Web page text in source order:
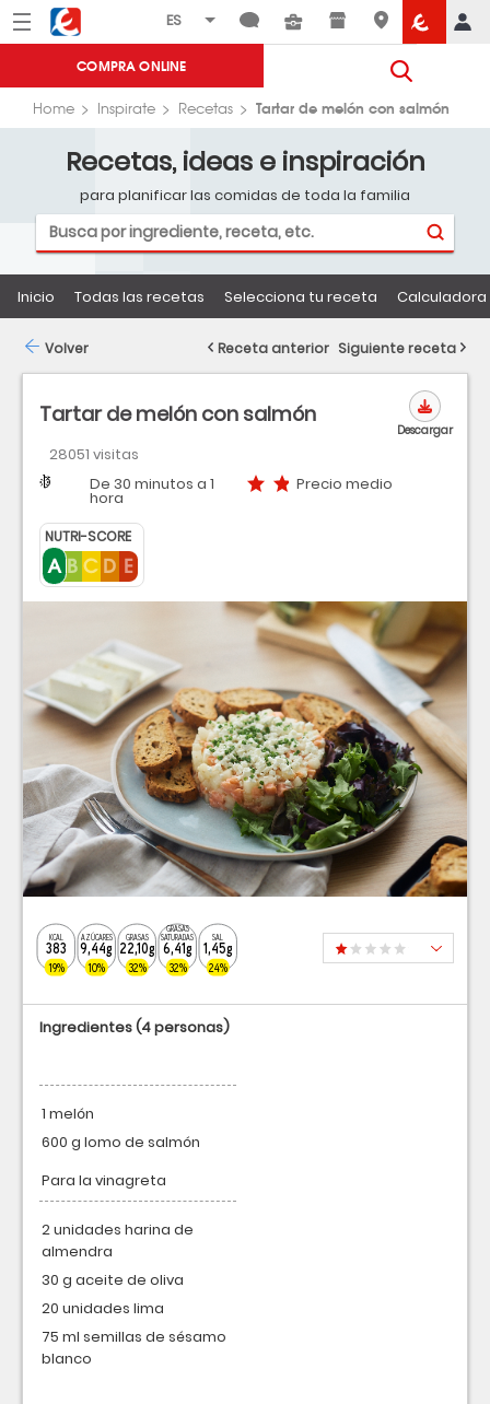
Menú Eroski
COMPRA ONLINE
Home Inspirate Recetas Tartar de melón con salmón
Recetas, ideas e inspiración
para planificar las comidas de toda la familia
Inicio Todas las recetas Selecciona tu receta
Tartar de melón con salmón
28051 visitas
Dificultad
Tiempo De 30 minutos a 1
hora
Precio medio Precio medio
NUTRI-SCORE
Descargar
KCAL
383
19%
AZÚCARES
9,44g
10%
GRASAS
22,10g
32%
GRASAS
SATURADAS
6,41g
32%
SAL
1,45g
24%
Ingredientes(4 personas)
1 melón
600 g lomo de salmón
Para la vinagreta
2 unidades harina de
almendra
30 g aceite de oliva
20 unidades lima
75 ml semillas de sésamo
blanco
Volver Receta anterior Siguiente receta